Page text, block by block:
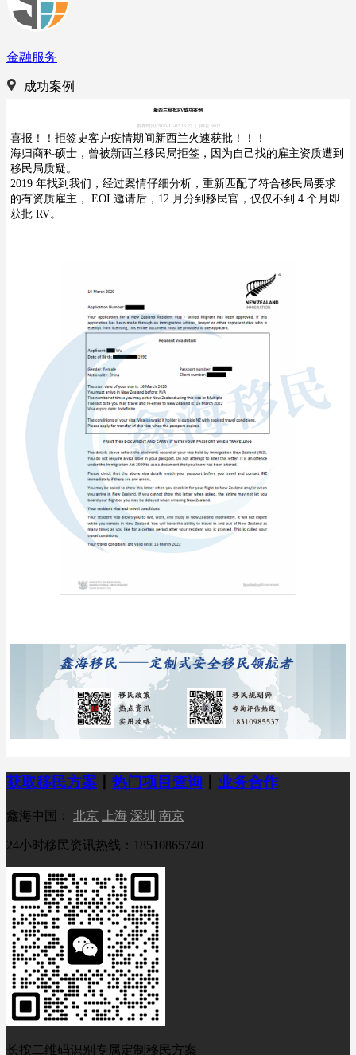
金融服务
成功案例
新西兰获批RV成功案例
发布时间:2020-11-02 16:23 阅读:6602
喜报！！拒签史客户疫情期间新西兰火速获批！！！
海归商科硕士，曾被新西兰移民局拒签，因为自己找的雇主资质遭到
移民局质疑。
2019 年找到我们，经过案情仔细分析，重新匹配了符合移民局要求
的有资质雇主， EOI 邀请后，12 月分到移民官，仅仅不到 4 个月即
获批 RV。
获取移民方案 热门项目查询 业务合作
鑫海中国： 北京 上海 深圳 南京
24小时移民资讯热线：18510865740
长按二维码识别专属定制移民方案